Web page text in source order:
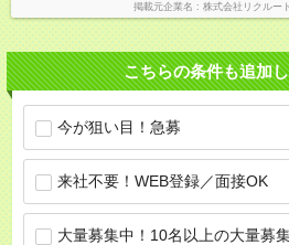
掲載元企業名 株式会社リクルー
こちらの条件も追加
今が狙い目！急募
来社不要！WEB登録／面接OK
大量募集中！10名以上の大量募